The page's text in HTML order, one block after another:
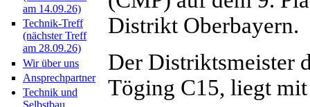
am 14.09.26)
Technik-Treff
(nächster Treff
am 28.09.26)
Wir über uns
Ansprechpartner
Technik und
Selbstbau
Distrikt Oberbayern.
Der Distriktsmeister
Töging C15, liegt